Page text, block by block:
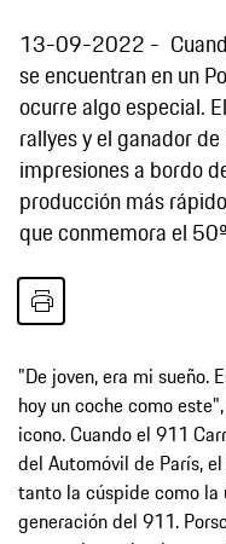
13-09-2022
se encuentran en un
ocurre algo especial.
rallyes y el ganador
impresiones a bordo
producción más
que conmemora el
"De joven, era mi sueño.
hoy un coche como
icono. Cuando el 911
del Automóvil de París,
tanto la cúspide como
generación del 911.